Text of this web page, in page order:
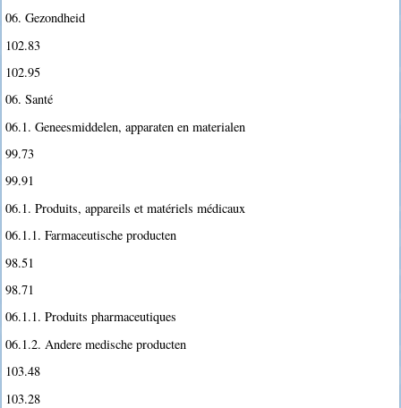
06. Gezondheid
102.83
102.95
06. Santé
06.1. Geneesmiddelen, apparaten en materialen
99.73
99.91
06.1. Produits, appareils et matériels médicaux
06.1.1. Farmaceutische producten
98.51
98.71
06.1.1. Produits pharmaceutiques
06.1.2. Andere medische producten
103.48
103.28